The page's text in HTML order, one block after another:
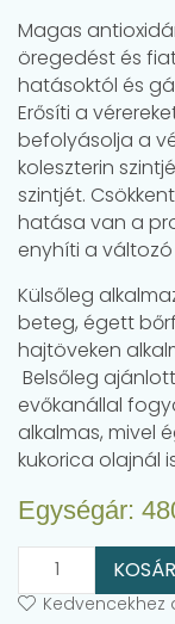
Magas
öregedést és
hatásoktól és
Erősíti a
befolyásolja a
koleszterin
szintjét.
hatása van a
enyhíti a
Külsőleg
beteg, égett
hajtöveken
Belsőleg
evőkanállal
alkalmas, mivel
kukorica olajnál
Egységár:
Kedvencekhez